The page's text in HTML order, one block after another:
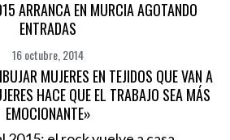
ARRANCA EN MURCIA AGOTANDO
ENTRADAS
16 octubre, 2014
MUJERES EN TEJIDOS QUE VAN A
HACE QUE EL TRABAJO SEA MÁS
EMOCIONANTE»